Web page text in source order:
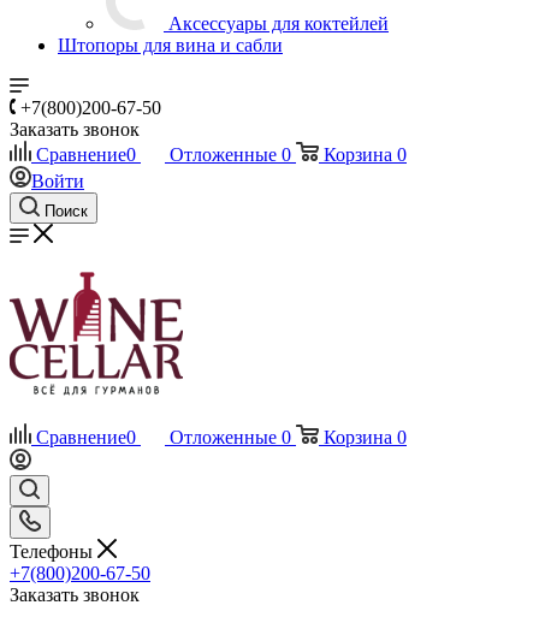
Аксессуары для коктейлей
Штопоры для вина и сабли
+7(800)200-67-50
Заказать звонок
Сравнение0 Отложенные 0 Корзина 0
Войти
Поиск
Сравнение0 Отложенные 0 Корзина 0
Телефоны
+7(800)200-67-50
Заказать звонок